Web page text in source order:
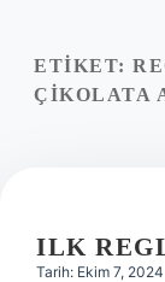
Yasal Uyarı
ETIKET:
ÇIKOLATA
ILK
Tarih: Ekim 7, 2024